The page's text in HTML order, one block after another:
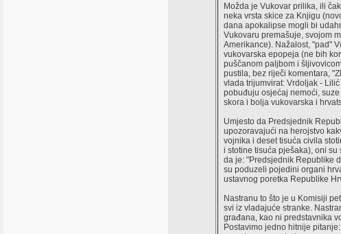
Možda je Vukovar prilika, ili
neka vrsta skice za Knjigu
dana apokalipse mogli bi
Vukovaru premašuje, svojom
Amerikance). Nažalost, "pad"
vukovarska epopeja (ne bih
puščanom paljbom i
pustila, bez riječi komentara,
vlada trijumvirat: Vrdoljak -
pobuđuju osjećaj nemoći,
skora i bolja vukovarska i
Umjesto da Predsjednik
upozoravajući na herojstvo
vojnika i deset tisuća civila
i stotine tisuća pješaka), oni
da je: "Predsjednik Republike
su poduzeli pojedini organi
ustavnog poretka Republike
Nastranu to što je u Komisiji
svi iz vladajuće stranke.
građana, kao ni predstavnika
Postavimo jedno hitnije